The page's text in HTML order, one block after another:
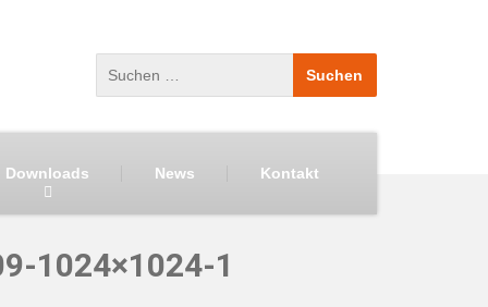
Downloads News Kontakt
1024×1024-1